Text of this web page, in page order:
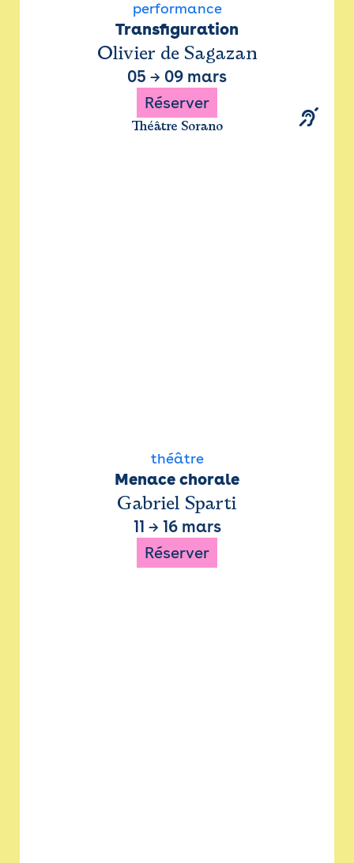
performance
Transfiguration
Olivier de Sagazan
05 → 09 mars
Réserver
Théâtre Sorano
théâtre
Menace chorale
Gabriel Sparti
11 → 16 mars
Réserver